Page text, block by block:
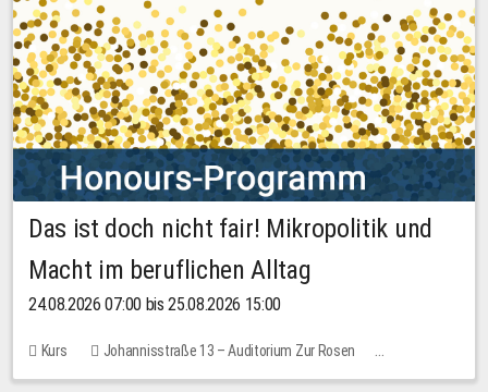
Das ist doch nicht fair! Mikropolitik und
Macht im beruflichen Alltag
24.08.2026 07:00 bis 25.08.2026 15:00
Kurs
Johannisstraße 13 – Auditorium Zur Rosen
Keine freien Plätze